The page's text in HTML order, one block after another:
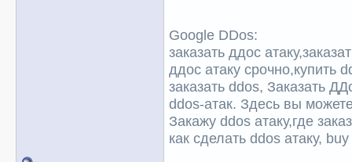
Google DDos:
заказать ддос
ддос атаку срочно,купить
заказать ddos, Заказать
ddos-атак. Здесь вы
Закажу ddos атаку,где
как сделать ddos атаку,